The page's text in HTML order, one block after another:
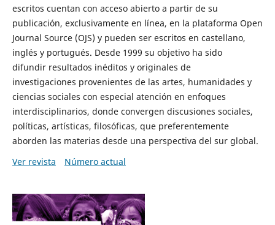
escritos cuentan con acceso abierto a partir de su
publicación, exclusivamente en línea, en la plataforma Open
Journal Source (OJS) y pueden ser escritos en castellano,
inglés y portugués. Desde 1999 su objetivo ha sido
difundir resultados inéditos y originales de
investigaciones provenientes de las artes, humanidades y
ciencias sociales con especial atención en enfoques
interdisciplinarios, donde convergen discusiones sociales,
políticas, artísticas, filosóficas, que preferentemente
aborden las materias desde una perspectiva del sur global.
Ver revista
Número actual